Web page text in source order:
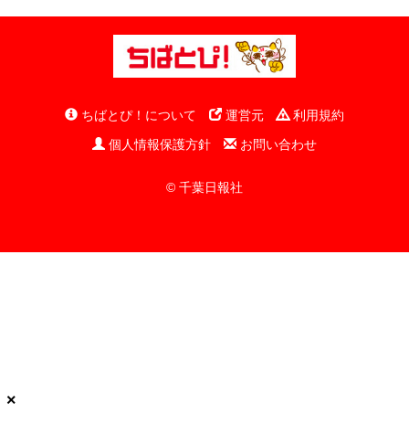
ちばとぴ！について 運営元
利用規約
個人情報保護方針
お問い合わせ
© 千葉日報社
×